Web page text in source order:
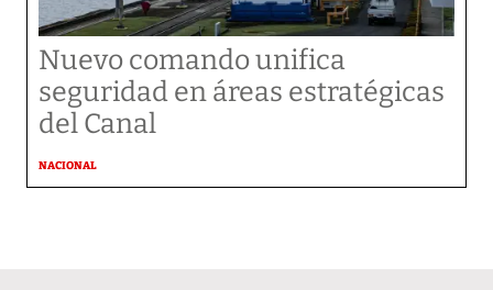
Nuevo comando unifica
seguridad en áreas estratégicas
del Canal
NACIONAL